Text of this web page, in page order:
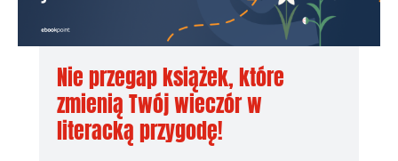
Nie przegap książek, które
zmienią Twój wieczór w
literacką przygodę!